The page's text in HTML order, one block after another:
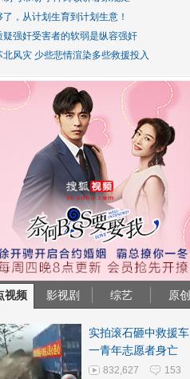
了，从计划生育到计划生意！
疑强奸受害者的软弱是纵容强奸
北风灾 少些悲情渲染多些救援投入
视频 影视剧 综艺 原创
实拍滚石砸中救援车
一青年志愿者身亡
832,627 153